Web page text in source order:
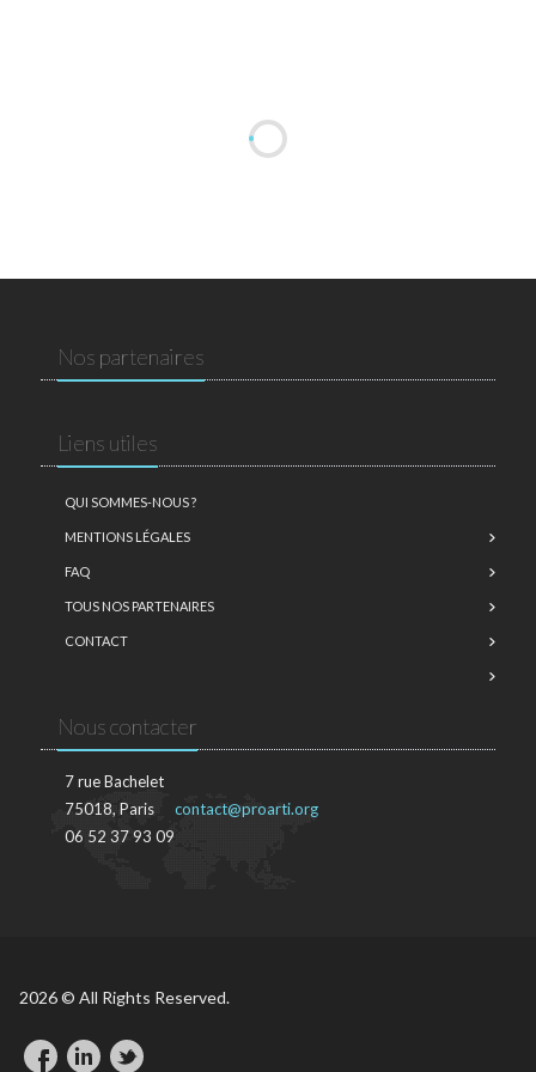
Nos partenaires
Liens utiles
QUI SOMMES-NOUS ?
MENTIONS LÉGALES
FAQ
TOUS NOS PARTENAIRES
CONTACT
Nous contacter
7 rue Bachelet
75018, Paris
06 52 37 93 09
contact@proarti.org
2026 © All Rights Reserved.